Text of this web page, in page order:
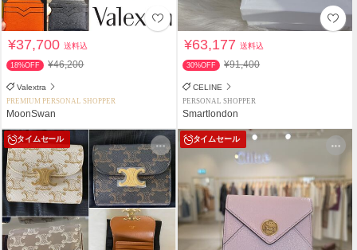
¥37,700送料込
18%OFF ¥46,200
Valextra
PREMIUM PERSONAL SHOPPER
MoonSwan
¥63,177送料込
30%OFF ¥91,400
CELINE
PERSONAL SHOPPER
Smartlondon
タイムセール タイムセール